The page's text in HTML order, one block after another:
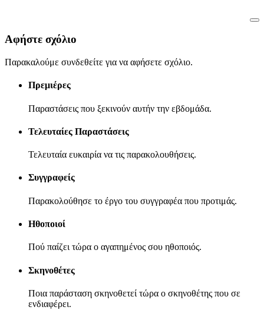
Αφήστε σχόλιο
Παρακαλούμε συνδεθείτε για να αφήσετε σχόλιο.
Πρεμιέρες
Παραστάσεις που ξεκινούν αυτήν την εβδομάδα.
Τελευταίες Παραστάσεις
Τελευταία ευκαιρία να τις παρακολουθήσεις.
Συγγραφείς
Παρακολούθησε το έργο του συγγραφέα που προτιμάς.
Ηθοποιοί
Πού παίζει τώρα ο αγαπημένος σου ηθοποιός.
Σκηνοθέτες
Ποια παράσταση σκηνοθετεί τώρα ο σκηνοθέτης που σε
ενδιαφέρει.